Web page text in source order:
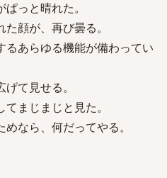
っと晴れた。
顔が、再び曇る。
あらゆる機能が備わってい
て見せる。
まじまじと見た。
なら、何だってやる。